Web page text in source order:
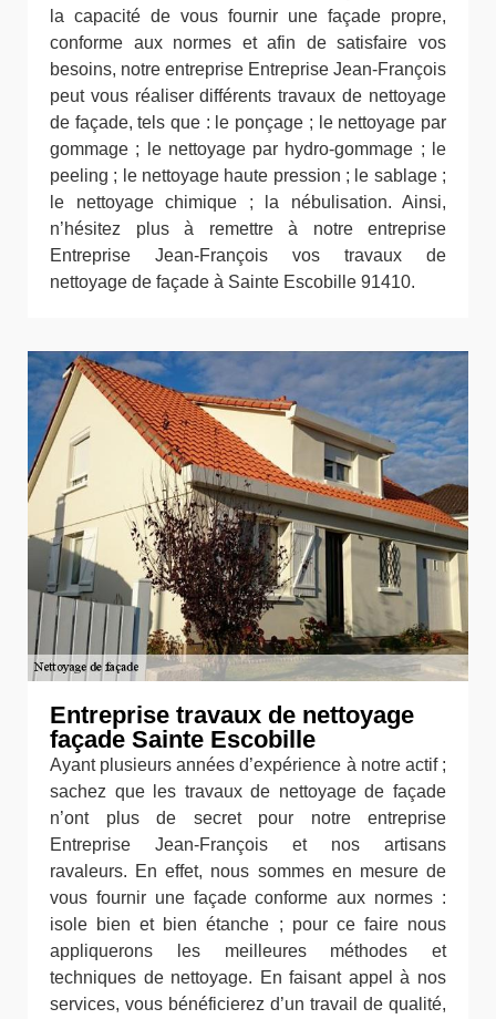
la capacité de vous fournir une façade propre,
conforme aux normes et afin de satisfaire vos
besoins, notre entreprise Entreprise Jean-François
peut vous réaliser différents travaux de nettoyage
de façade, tels que : le ponçage ; le nettoyage par
gommage ; le nettoyage par hydro-gommage ; le
peeling ; le nettoyage haute pression ; le sablage ;
le nettoyage chimique ; la nébulisation. Ainsi,
n’hésitez plus à remettre à notre entreprise
Entreprise Jean-François vos travaux de
nettoyage de façade à Sainte Escobille 91410.
Entreprise travaux de nettoyage
façade Sainte Escobille
Ayant plusieurs années d’expérience à notre actif ;
sachez que les travaux de nettoyage de façade
n’ont plus de secret pour notre entreprise
Entreprise Jean-François et nos artisans
ravaleurs. En effet, nous sommes en mesure de
vous fournir une façade conforme aux normes :
isole bien et bien étanche ; pour ce faire nous
appliquerons les meilleures méthodes et
techniques de nettoyage. En faisant appel à nos
services, vous bénéficierez d’un travail de qualité,